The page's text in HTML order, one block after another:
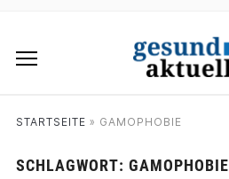
STARTSEITE » GAMOPHOBIE
SCHLAGWORT: GAMOPHOBIE